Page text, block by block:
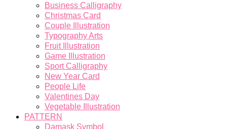
Business Calligraphy
Christmas Card
Couple Illustration
Typography Arts
Fruit Illustration
Game Illustration
Sport Calligraphy
New Year Card
People Life
Valentines Day
Vegetable Illustration
PATTERN
Damask Symbol